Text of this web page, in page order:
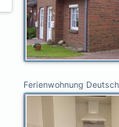
Ferienwohnung